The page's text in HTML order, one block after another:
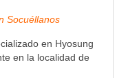
Socuéllanos
en Hyosung
en la localidad de